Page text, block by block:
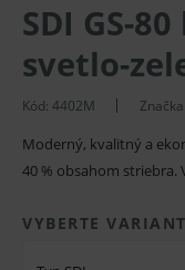
SDI GS-
svetlo-
Kód: 4402M Značka:
Moderný, kvalitný a
40 % obsahom striebra.
VYBERTE VARIANT